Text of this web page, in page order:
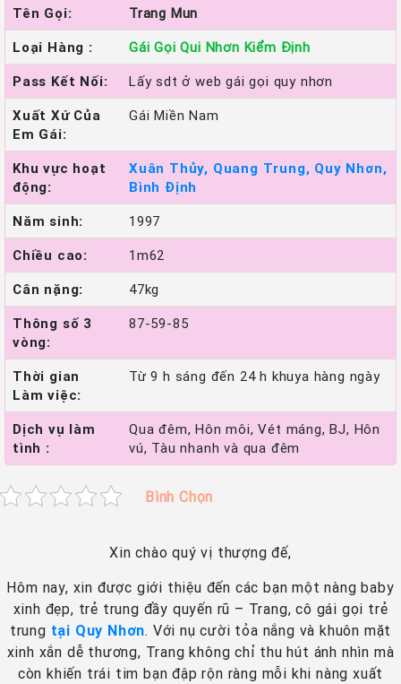
Tên Gọi:
Trang Mun
Loại Hàng :
Gái Gọi Qui Nhơn Kiểm Định
Pass Kết Nối:
Lấy sdt ở web gái gọi quy nhơn
Xuất Xứ Của
Em Gái:
Gái Miền Nam
Khu vực hoạt
động:
Xuân Thủy, Quang Trung, Quy Nhơn,
Bình Định
Năm sinh:
1997
Chiều cao:
1m62
Cân nặng:
47kg
Thông số 3
vòng:
87-59-85
Thời gian
Làm việc:
Từ 9 h sáng đến 24 h khuya hàng ngày
Dịch vụ làm
tình :
Qua đêm, Hôn môi, Vét máng, BJ, Hôn
vú, Tàu nhanh và qua đêm
Bình Chọn
Xin chào quý vị thượng đế,
Hôm nay, xin được giới thiệu đến các bạn một nàng baby
xinh đẹp, trẻ trung đầy quyến rũ – Trang, cô gái gọi trẻ
trung tại Quy Nhơn. Với nụ cười tỏa nắng và khuôn mặt
xinh xắn dễ thương, Trang không chỉ thu hút ánh nhìn mà
còn khiến trái tim bạn đập rộn ràng mỗi khi nàng xuất